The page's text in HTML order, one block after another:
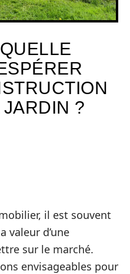
JARDIN ?
il est souvent
valeur d’une
sur le marché.
envisageables pour